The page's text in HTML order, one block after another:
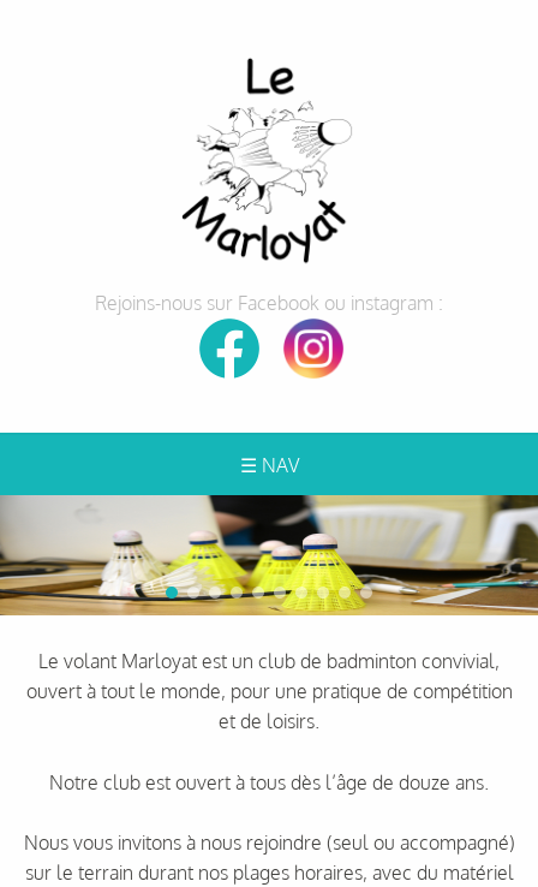
Rejoins-nous sur Facebook ou instagram :
☰ NAV
Le volant Marloyat est un club de badminton convivial,
ouvert à tout le monde, pour une pratique de compétition
et de loisirs.
Notre club est ouvert à tous dès l’âge de douze ans.
Nous vous invitons à nous rejoindre (seul ou accompagné)
sur le terrain durant nos plages horaires, avec du matériel